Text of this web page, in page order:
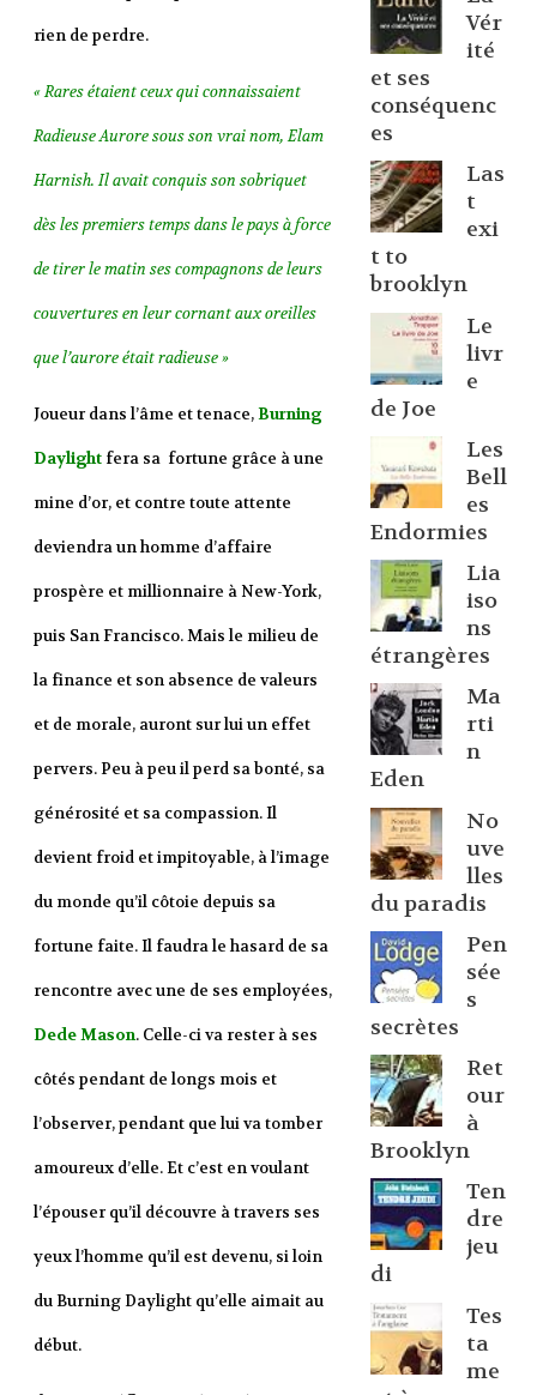
rien de perdre.
« Rares étaient ceux qui connaissaient
Radieuse Aurore sous son vrai nom, Elam
Harnish. Il avait conquis son sobriquet
dès les premiers temps dans le pays à force
de tirer le matin ses compagnons de leurs
couvertures en leur cornant aux oreilles
que l’aurore était radieuse »
Joueur dans l’âme et tenace,Burning
Daylightfera sa fortune grâce à une
mine d’or, et contre toute attente
deviendra un homme d’affaire
prospère et millionnaire à New-York,
puis San Francisco. Mais le milieu de
la finance et son absence de valeurs
et de morale, auront sur lui un effet
pervers. Peu à peu il perd sa bonté, sa
générosité et sa compassion. Il
devient froid et impitoyable, à l’image
du monde qu’il côtoie depuis sa
fortune faite. Il faudra le hasard de sa
rencontre avec une de ses employées,
Dede Mason. Celle-ci va rester à ses
côtés pendant de longs mois et
l’observer, pendant que lui va tomber
amoureux d’elle. Et c’est en voulant
l’épouser qu’il découvre à travers ses
yeux l’homme qu’il est devenu, si loin
du Burning Daylight qu’elle aimait au
début.
Vér
ité
et ses
conséquenc
es
Las
t
exi
t to
brooklyn
Le
livr
e
de Joe
Les
Bell
es
Endormies
Lia
iso
ns
étrangères
Ma
rti
n
Eden
No
uve
lles
du paradis
Pen
sée
s
secrètes
Ret
our
à
Brooklyn
Ten
dre
jeu
di
Tes
ta
me